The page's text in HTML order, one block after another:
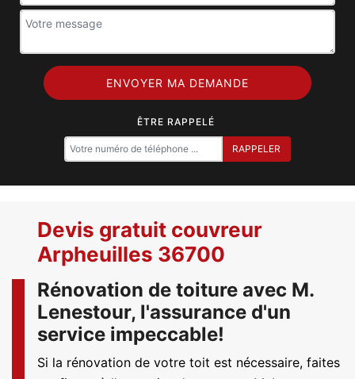
ÊTRE RAPPELÉ
Devis gratuit couvreur
Arpheuilles 36700
Rénovation de toiture avec M.
Lenestour, l'assurance d'un
service impeccable!
Si la rénovation de votre toit est nécessaire, faites